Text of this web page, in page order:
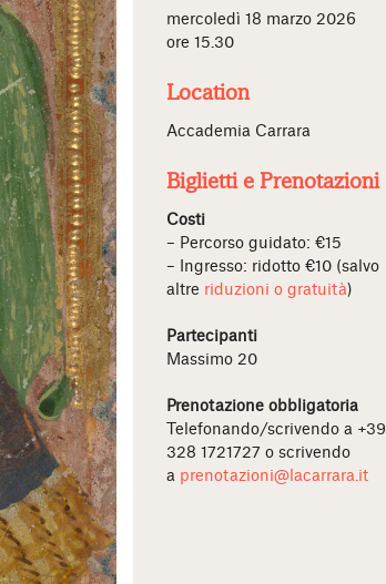
mercoledì 18 marzo 2026
ore 15.30
Location
Accademia Carrara
Biglietti e Prenotazioni
Costi
– Percorso guidato: €15
– Ingresso: ridotto €10 (salvo
altre riduzioni o gratuità)
Partecipanti
Massimo 20
Prenotazione obbligatoria
Telefonando/scrivendo a +39
328 1721727 o scrivendo
a prenotazioni@lacarrara.it